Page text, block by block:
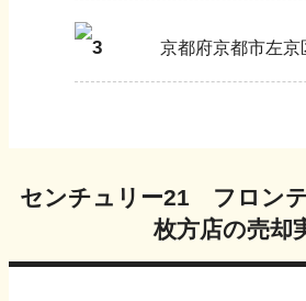
3 京都府京都市左京
センチュリー21 フロン
枚方店の売却